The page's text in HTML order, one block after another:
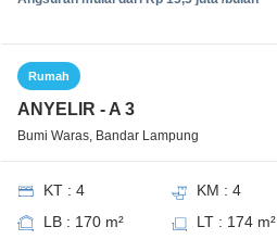
Rumah
ANYELIR - A 3
Bumi Waras, Bandar Lampung
KT : 4 KM : 4
LB : 170 m²
LT : 174 m²